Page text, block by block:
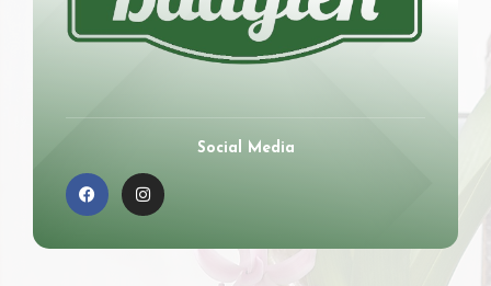
Social Media